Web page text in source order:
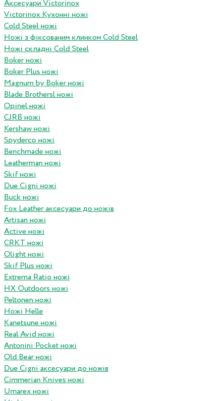
Аксесуари Victorinox
Victorinox Кухонні ножі
Cold Steel ножі
Ножі з фіксованим клинком Cold Steel
Ножі складні Cold Steel
Boker ножі
Boker Plus ножі
Magnum by Boker ножі
Blade Brothersl ножі
Opinel ножі
CJRB ножі
Kershaw ножі
Spyderco ножі
Benchmade ножі
Leatherman ножі
Skif ножі
Due Cigni ножі
Buck ножі
Fox Leather аксесуари до ножів
Artisan ножі
Active ножі
CRKT ножі
Olight ножі
Skif Plus ножі
Extrema Ratio ножі
HX Outdoors ножі
Peltonen ножі
Ножі Helle
Kanetsune ножі
Real Avid ножі
Antonini Pocket ножі
Old Bear ножі
Due Cigni аксесуари до ножів
Cimmerian Knives ножі
Umarex ножі